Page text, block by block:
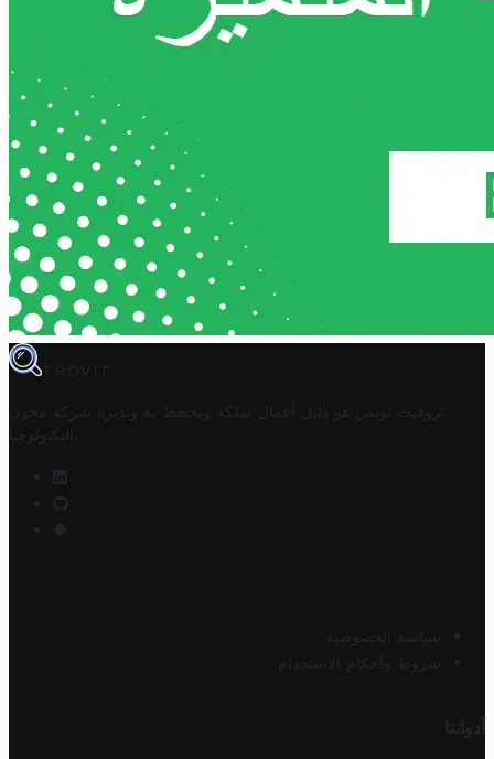
TROVIT
تروفيت تونس هو دليل أعمال تملكه وتحتفظ به وتديره
شركة مخزن
التكنولوجيا
سياسة الخصوصية
شروط وأحكام الاستخدام
أدواتنا